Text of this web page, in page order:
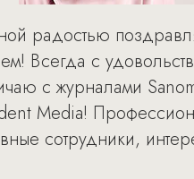
радостью
Всегда с
с журналами
Media!
сотрудники,